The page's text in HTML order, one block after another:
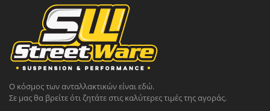
Ο κόσμος των ανταλλακτικών είναι εδώ.
Σε μας θα βρείτε ότι ζητάτε στις καλύτερες τιμές της αγοράς.